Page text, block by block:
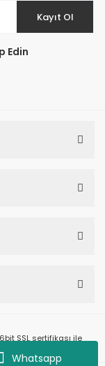
Whatsapp
Kayıt Ol
Edin
SSL sertifikası ile